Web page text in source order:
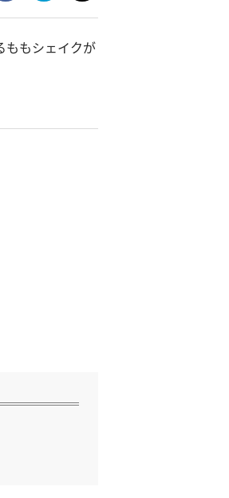
ももシェイクが